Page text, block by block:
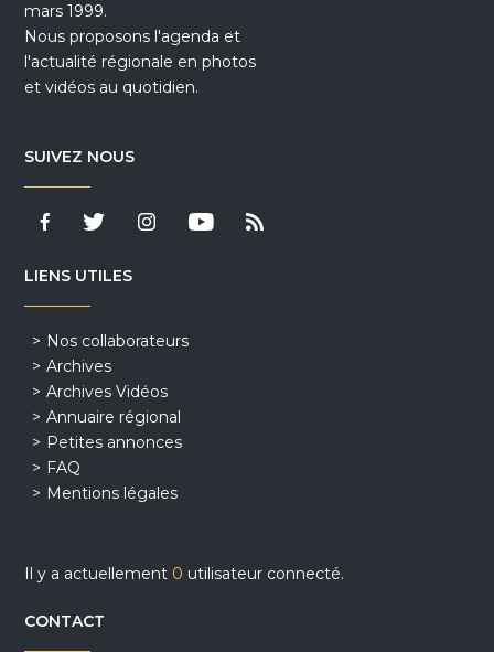
mars 1999.
Nous proposons l'agenda et
l'actualité régionale en photos
et vidéos au quotidien.
SUIVEZ NOUS
LIENS UTILES
Nos collaborateurs
Archives
Archives Vidéos
Annuaire régional
Petites annonces
FAQ
Mentions légales
Il y a actuellement 0 utilisateur connecté.
CONTACT